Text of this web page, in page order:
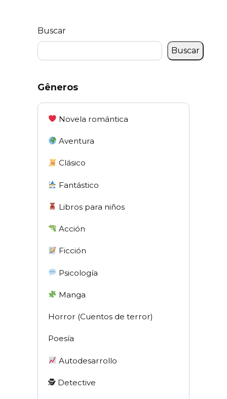
Buscar
Buscar
Gêneros
Novela romántica
Aventura
Clásico
Fantástico
Libros para niños
Acción
Ficción
Psicología
Manga
Horror (Cuentos de terror)
Poesía
Autodesarrollo
🕵 Detective